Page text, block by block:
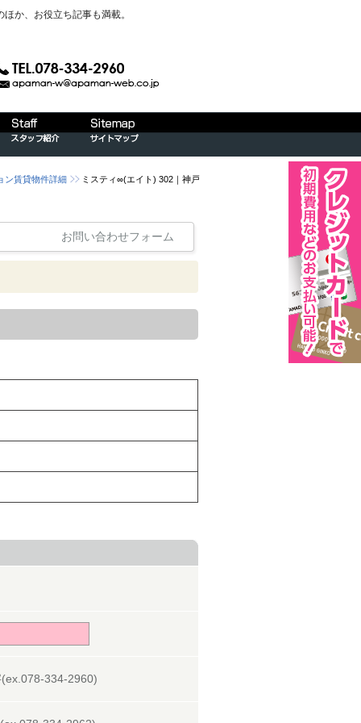
か、お役立ち記事も満載。
ン賃貸物件詳細
ミスティ∞(エイト) 302｜神戸
お問い合わせフォーム
334-2960)